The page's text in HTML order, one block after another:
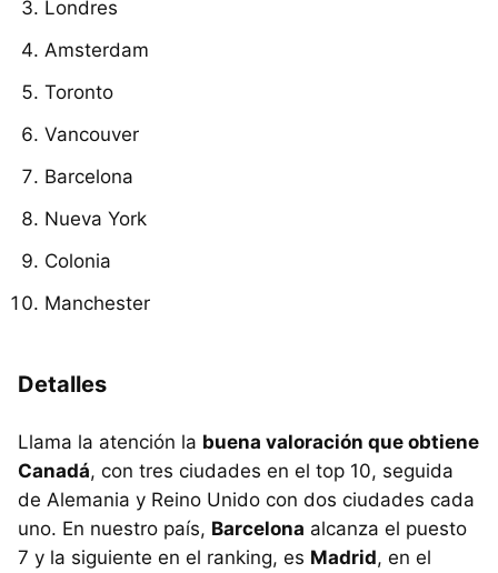
Londres
Amsterdam
Toronto
Vancouver
Barcelona
Nueva York
Colonia
Manchester
Detalles
Llama la atención la buena valoración que obtiene
Canadá, con tres ciudades en el top 10, seguida
de Alemania y Reino Unido con dos ciudades cada
uno. En nuestro país, Barcelona alcanza el puesto
7 y la siguiente en el ranking, es Madrid, en el